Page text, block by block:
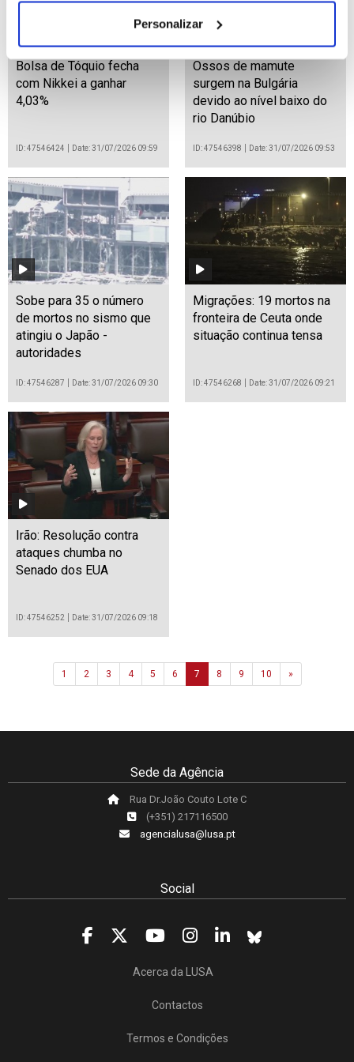
Personalizar
Bolsa de Tóquio fecha
com Nikkei a ganhar
4,03%
ID: 47546424 Date: 31/07/2026 09:59
Ossos de mamute
surgem na Bulgária
devido ao nível baixo do
rio Danúbio
ID: 47546398 Date: 31/07/2026 09:53
Sobe para 35 o número
de mortos no sismo que
atingiu o Japão -
autoridades
ID: 47546287 Date: 31/07/2026 09:30
Migrações: 19 mortos na
fronteira de Ceuta onde
situação continua tensa
ID: 47546268 Date: 31/07/2026 09:21
Irão: Resolução contra
ataques chumba no
Senado dos EUA
ID: 47546252 Date: 31/07/2026 09:18
1 2 3 4 5 6 7 8 9 10 »Next
Sede da Agência
Rua Dr.João Couto Lote C
(+351) 217116500
agencialusa@lusa.pt
Social
Acerca da LUSA
Contactos
Termos e Condições